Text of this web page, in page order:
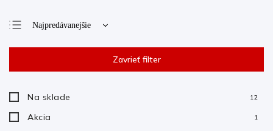
Najpredávanejšie
Zavrieť filter
Na sklade 12
Akcia 1